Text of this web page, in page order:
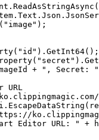
+ ", Secret:
URL
Editor URL: " +